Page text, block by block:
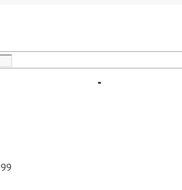
горелки